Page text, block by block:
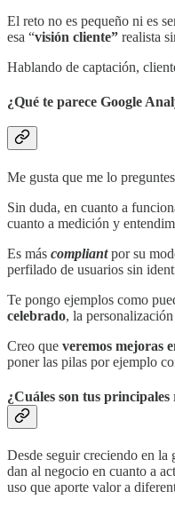
El reto no es pequeño ni es
esa “visión cliente” realista
Hablando de captación,
¿Qué te parece Google
Me gusta que me lo
Sin duda, en cuanto a
cuanto a medición y
Es más compliant por su
perfilado de usuarios sin
Te pongo ejemplos como
celebrado, la
Creo que veremos mejoras
poner las pilas por ejemplo
¿Cuáles son tus principales
Desde seguir creciendo en la
dan al negocio en cuanto a
uso que aporte valor a